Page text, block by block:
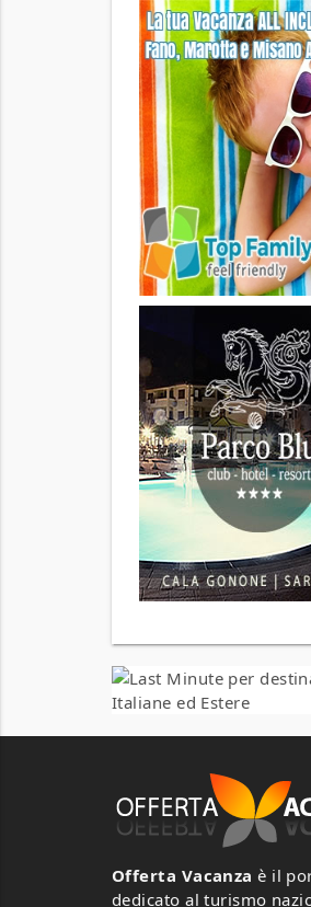
Offerta Vacanza è il
dedicato al turismo